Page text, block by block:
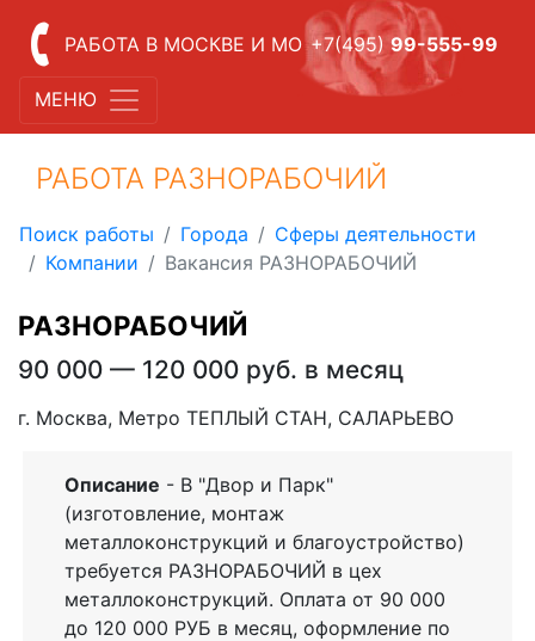
РАБОТА В МОСКВЕ И МО +7(495) 99-555-99
МЕНЮ
РАБОТА РАЗНОРАБОЧИЙ
Поиск работы Города
Сферы деятельности
Компании
Вакансия РАЗНОРАБОЧИЙ
РАЗНОРАБОЧИЙ
90 000 — 120 000 руб. в месяц
г. Москва, Метро ТЕПЛЫЙ СТАН, САЛАРЬЕВО
Описание - В "Двор и Парк"
(изготовление, монтаж
металлоконструкций и благоустройство)
требуется РАЗНОРАБОЧИЙ в цех
металлоконструкций. Оплата от 90 000
до 120 000 РУБ в месяц, оформление по